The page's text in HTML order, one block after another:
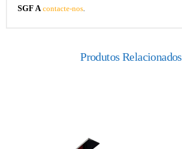
SGF A contacte-nos.
Produtos Relacionados